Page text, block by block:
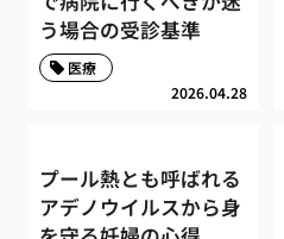
う場合の受診基準
2026.04.28
医療
プール熱とも呼ばれる
アデノウイルスから身